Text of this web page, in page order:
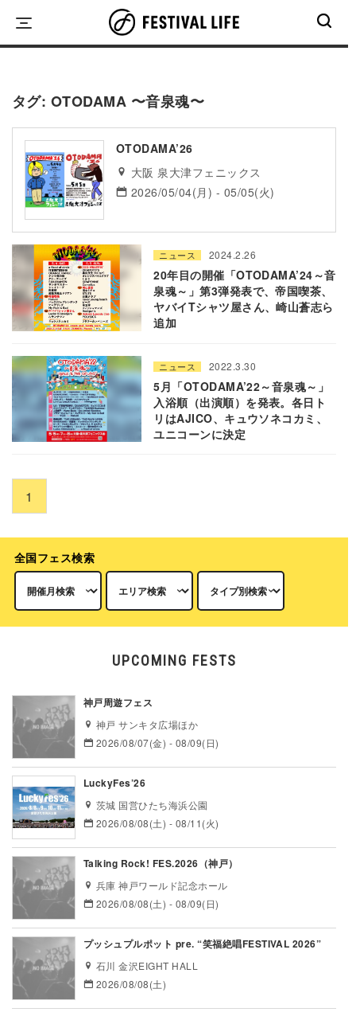
content
タグ: OTODAMA 〜音泉魂〜
OTODAMA’26
大阪 泉大津フェニックス
2026/05/04(月) - 05/05(火)
ニュース 2024.2.26
20年目の開催「OTODAMA’24～音
泉魂～」第3弾発表で、帝国喫茶、
ヤバイTシャツ屋さん、崎山蒼志ら
追加
ニュース 2022.3.30
5月「OTODAMA’22～音泉魂～」
入浴順（出演順）を発表。各日ト
リはAJICO、キュウソネコカミ、
ユニコーンに決定
1
全国フェス検索
UPCOMING FESTS
神戸周遊フェス
神戸 サンキタ広場ほか
2026/08/07(金) - 08/09(日)
LuckyFes’26
茨城 国営ひたち海浜公園
2026/08/08(土) - 08/11(火)
Talking Rock! FES.2026（神戸）
兵庫 神戸ワールド記念ホール
2026/08/08(土) - 08/09(日)
プッシュプルポット pre. “笑福絶唱FESTIVAL 2026”
石川 金沢EIGHT HALL
2026/08/08(土)